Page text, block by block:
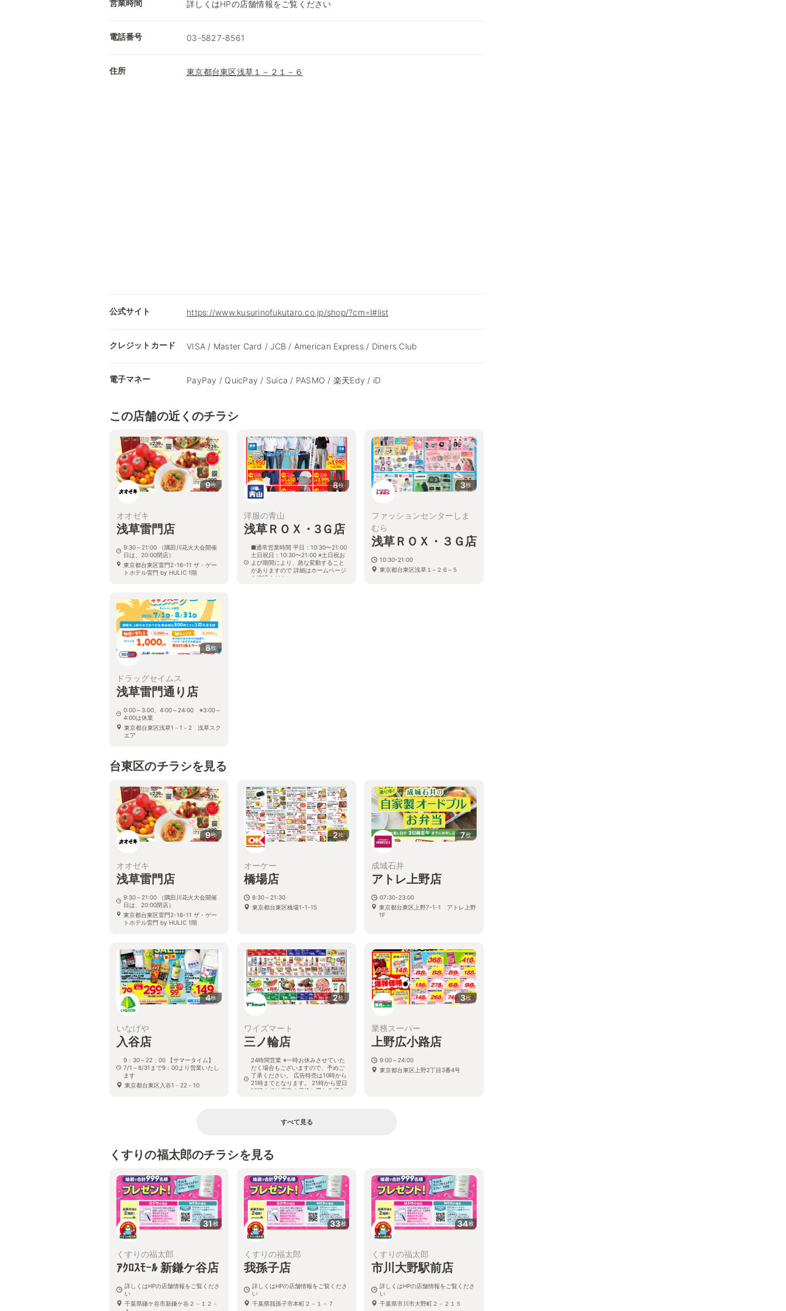
営業時間 詳しくはHPの店舗情報をご覧ください
電話番号 03-5827-8561
住所 東京都台東区浅草１－２１－６
公式サイト https://www.kusurinofukutaro.co.jp/shop/?cm=l#list
クレジットカード VISA / Master Card / JCB / American Express / Diners Club
電子マネー PayPay / QuicPay / Suica / PASMO / 楽天Edy / iD
この店舗の近くのチラシ
9枚
オオゼキ
浅草雷門店
9:30～21:00 （隅田川花火大会開催
日は、20:00閉店）
東京都台東区雷門2-16-11 ザ・ゲー
トホテル雷門 by HULIC 1階
8枚
洋服の青山
浅草ＲＯＸ・3Ｇ店
■通常営業時間 平日：10:30〜21:00
土日祝日：10:30〜21:00 ※土日祝お
よび期間により、急な変動すること
がありますので 詳細はホームページ
を確認ください
3枚
ファッションセンターしま
むら
浅草ＲＯＸ・３Ｇ店
10:30-21:00
東京都台東区浅草１−２６−５
8枚
ドラッグセイムス
浅草雷門通り店
0:00～3:00、4:00～24:00 ※3:00～
4:00は休業
東京都台東区浅草1－1－2 浅草スク
エア
台東区のチラシを見る
9枚
オオゼキ
浅草雷門店
9:30～21:00 （隅田川花火大会開催
日は、20:00閉店）
東京都台東区雷門2-16-11 ザ・ゲー
トホテル雷門 by HULIC 1階
2枚
オーケー
橋場店
8:30～21:30
東京都台東区橋場1-1-15
7枚
成城石井
アトレ上野店
07:30-23:00
東京都台東区上野7-1-1 アトレ上野
1F
4枚
いなげや
入谷店
9：30～22：00 【サマータイム】
7/1～8/31まで9：00より営業いたし
ます
東京都台東区入谷1－22－10
2枚
ワイズマート
三ノ輪店
24時間営業 ※一時お休みさせていた
だく場合もございますので、予めご
了承ください。 広告特売は10時から
21時までとなります。 21時から翌日
10時までは広告の価格と異なる場合
3枚
業務スーパー
上野広小路店
9:00～24:00
東京都台東区上野2丁目3番4号
すべて見る
くすりの福太郎のチラシを見る
31枚
くすりの福太郎
ｱｸﾛｽﾓｰﾙ 新鎌ケ谷店
詳しくはHPの店舗情報をご覧くださ
い
千葉県鎌ケ谷市新鎌ケ谷２－１２－
33枚
くすりの福太郎
我孫子店
詳しくはHPの店舗情報をご覧くださ
い
千葉県我孫子市本町２－１－７
34枚
くすりの福太郎
市川大野駅前店
詳しくはHPの店舗情報をご覧くださ
い
千葉県市川市大野町２－２１５